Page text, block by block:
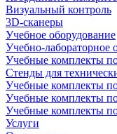
Визуальный контроль
3D-сканеры
Учебное оборудование
Учебно-лабораторное
Учебные комплекты
Стенды для
Учебные комплекты
Учебные комплекты
Учебные комплекты
Услуги